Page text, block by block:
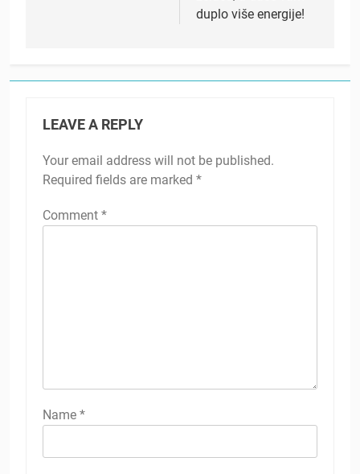
duplo više energije!
LEAVE A REPLY
Your email address will not be published.
Required fields are marked *
Comment *
Name *